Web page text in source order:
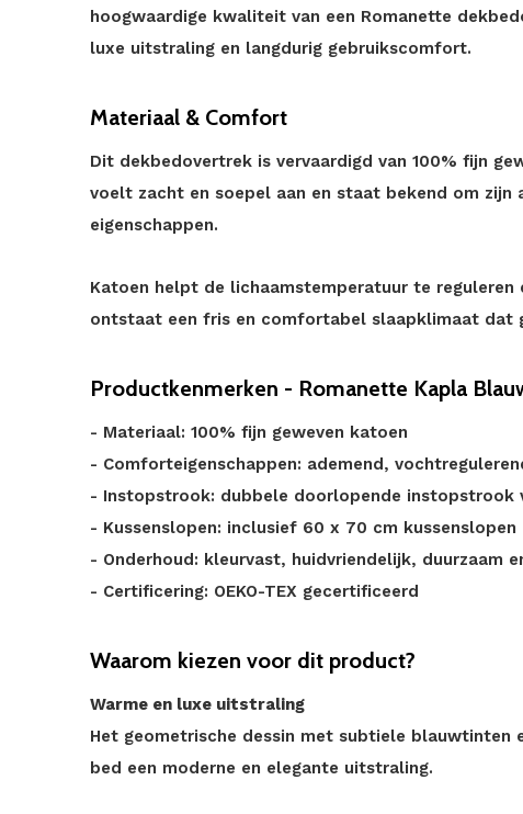
hoogwaardige kwaliteit van een Romanette
luxe uitstraling en langdurig gebruikscomfort.
Materiaal & Comfort
Dit dekbedovertrek is vervaardigd van 100% fijn
voelt zacht en soepel aan en staat bekend om zijn
eigenschappen.
Katoen helpt de lichaamstemperatuur te
ontstaat een fris en comfortabel slaapklimaat dat
Productkenmerken - Romanette Kapla
- Materiaal: 100% fijn geweven katoen
- Comforteigenschappen: ademend,
- Instopstrook: dubbele doorlopende instopstrook
- Kussenslopen: inclusief 60 x 70 cm kussenslopen
- Onderhoud: kleurvast, huidvriendelijk, duurzaam
- Certificering: OEKO-TEX gecertificeerd
Waarom kiezen voor dit product?
Warme en luxe uitstraling
Het geometrische dessin met subtiele blauwtinten
bed een moderne en elegante uitstraling.